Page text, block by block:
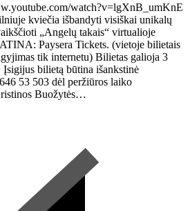
watch?v=lgXnB_umKnE
kviečia išbandyti visiškai unikalų
„Angelų takais“ virtualioje
Paysera Tickets. (vietoje bilietais
tik internetu) Bilietas galioja 3
bilietą būtina išankstinė
53 503 dėl peržiūros laiko
Buožytės…